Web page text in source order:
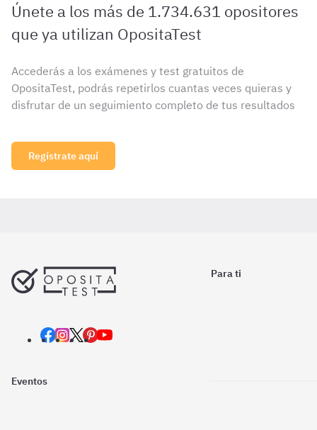
Únete a los más de 1.734.631 opositores
que ya utilizan OpositaTest
Accederás a los exámenes y test gratuitos de
OpositaTest, podrás repetirlos cuantas veces quieras y
disfrutar de un seguimiento completo de tus resultados
Regístrate aquí
Para ti
Eventos